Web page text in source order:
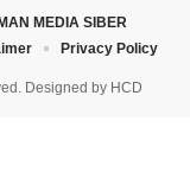
Designed by HCD
MEDIA SIBER
Privacy Policy